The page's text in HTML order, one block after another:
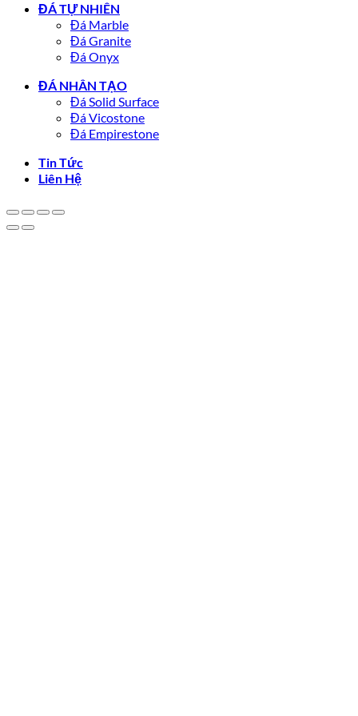
ĐÁ TỰ NHIÊN
Đá Marble
Đá Granite
Đá Onyx
ĐÁ NHÂN TẠO
Đá Solid Surface
Đá Vicostone
Đá Empirestone
Tin Tức
Liên Hệ